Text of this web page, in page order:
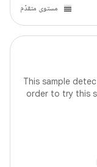
مستوى متقدّم
This sample
order to try this